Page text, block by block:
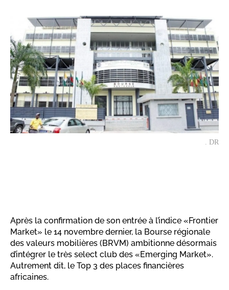
. DR
Après la confirmation de son entrée à l’indice «Frontier
Market» le 14 novembre dernier, la Bourse régionale
des valeurs mobilières (BRVM) ambitionne désormais
d’intégrer le très select club des «Emerging Market».
Autrement dit, le Top 3 des places financières
africaines.